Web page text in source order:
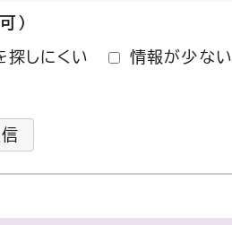
）
探しにくい 情報が少ない